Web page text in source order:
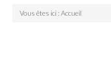
Vous êtes ici :Accueil